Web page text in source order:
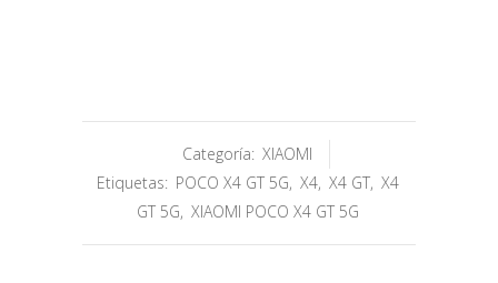
Categoría: XIAOMI
Etiquetas: POCO X4 GT 5G, X4, X4 GT, X4
GT 5G, XIAOMI POCO X4 GT 5G